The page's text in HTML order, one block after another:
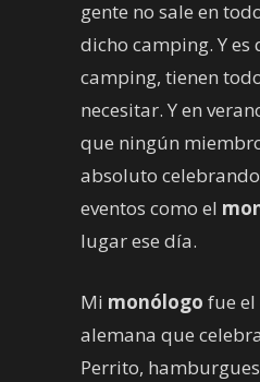
gente no sale en
dicho camping. Y es
camping, tienen
necesitar. Y en
que ningún
absoluto
eventos como el
lugar ese día.
Mi monólogo fue el
alemana que
Perrito,